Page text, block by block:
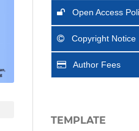
Open Access
Copyright Notice
Author Fees
TEMPLATE